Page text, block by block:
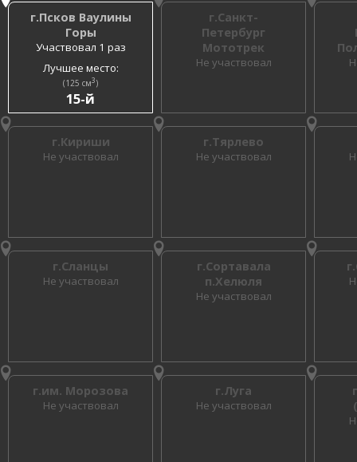
г.Псков Ваулины
Горы
Участвовал 1 раз
Лучшее место:
(125 см3)
15-й
г.Санкт-
Петербург
Мототрек
Не участвовал
г.Кириши
Не участвовал
г.Тярлево
Не участвовал
г.Сланцы
Не участвовал
г.Сортавала
п.Хелюля
Не участвовал
г.им. Морозова
Не участвовал
г.Луга
Не участвовал